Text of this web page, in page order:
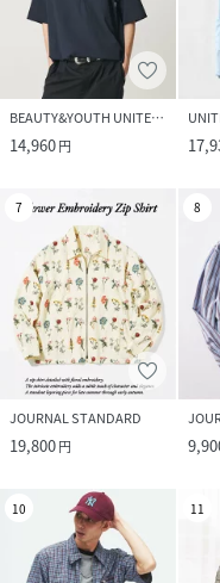
BEAUTY&YOUTH UNITED ARROWS
14,960円
7
JOURNAL STANDARD
19,800円
8
10 11